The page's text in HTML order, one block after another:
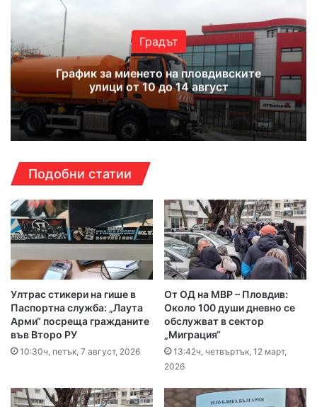
Градът
График за миенето на пловдивските
улици от 10 до 14 август
Подобни статии
Ултрас стикери на гише в
Паспортна служба: „Лаута
Арми“ посреща гражданите
във Второ РУ
10:30ч, петък, 7 август, 2026
От ОД на МВР – Пловдив:
Около 100 души дневно се
обслужват в сектор
„Миграция“
13:42ч, четвъртък, 12 март,
2026